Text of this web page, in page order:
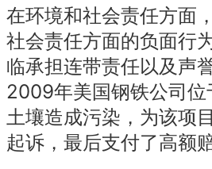
在环境和社会责任方面
社会责任方面的负面行
临承担连带责任以及声
2009年美国钢铁公司
土壤造成污染，为该项
起诉，最后支付了高额赔